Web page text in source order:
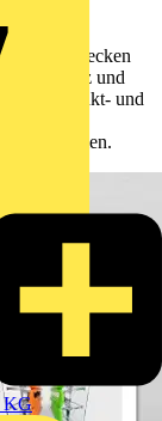
KG
– das entdecken
Kurz und
, Produkt- und
Richtlinien.